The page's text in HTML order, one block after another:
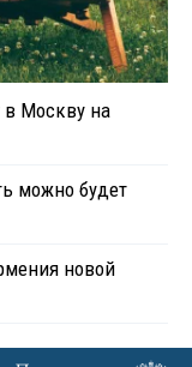
в Москву на
можно будет
новой